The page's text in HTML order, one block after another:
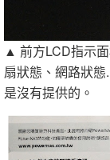
▲ 前方LCD指示
扇狀態、網路狀
是沒有提供的。